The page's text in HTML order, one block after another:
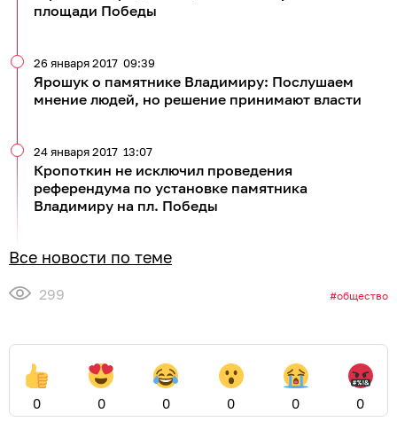
площади Победы
Ярошук о памятнике Владимиру: Послушаем
мнение людей, но решение принимают власти
26 января 2017 09:39
Кропоткин не исключил проведения
референдума по установке памятника
Владимиру на пл. Победы
24 января 2017 13:07
Все новости по теме
299 общество
0 0 0 0 0 0